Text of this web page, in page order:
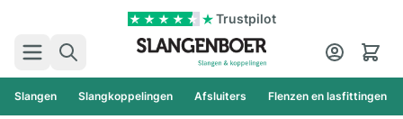
Trustpilot
Zoek
Cart
Slangen Slangkoppelingen Afsluiters Flenzen en lasfittingen